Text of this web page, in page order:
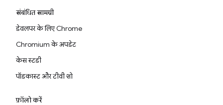
संबंधित सामग्री
डेवलपर के लिए Chrome
Chromium के अपडेट
केस स्टडी
पॉडकास्ट और टीवी शो
फ़ॉलो करें